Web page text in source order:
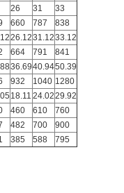
26 31
33
660 787
838
26.1231.1233.12
664 791
841
36.6940.9450.39
932 1040 1280
18.11 24.0229.92
460 610
760
482 700
900
385 588 795